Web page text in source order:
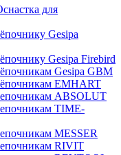
для
Gesipa
Gesipa Firebird
Gesipa GBM
EMHART
ABSOLUT
TIME-
MESSER
RIVIT